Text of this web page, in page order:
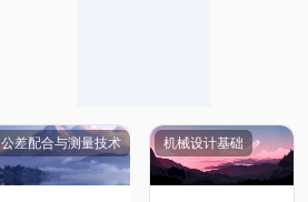
公差配合与测量技术 机械设计基础